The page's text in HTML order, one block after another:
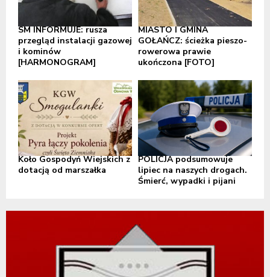
SM INFORMUJE: rusza
przegląd instalacji gazowej
i kominów
[HARMONOGRAM]
MIASTO I GMINA
GOŁAŃCZ: ścieżka pieszo-
rowerowa prawie
ukończona [FOTO]
Koło Gospodyń Wiejskich z
dotacją od marszałka
POLICJA podsumowuje
lipiec na naszych drogach.
Śmierć, wypadki i pijani